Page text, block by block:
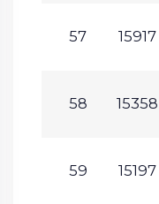
57 15917
58 15358
59 15197